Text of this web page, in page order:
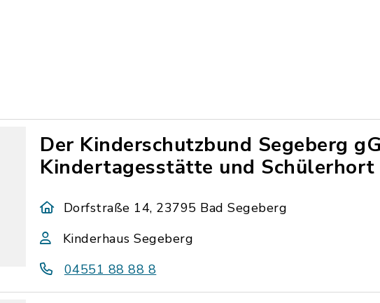
Der Kinderschutzbund Segeberg
Kindertagesstätte und Schülerhort
Dorfstraße 14, 23795 Bad Segeberg
Kinderhaus Segeberg
04551 88 88 8